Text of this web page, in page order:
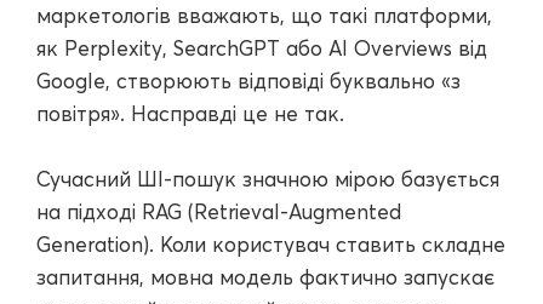
маркетологів вважають, що такі платформи,
як Perplexity, SearchGPT або AI Overviews від
Google, створюють відповіді буквально «з
повітря». Насправді це не так.
Сучасний ШІ-пошук значною мірою базується
на підході RAG (Retrieval-Augmented
Generation). Коли користувач ставить складне
запитання, мовна модель фактично запускає